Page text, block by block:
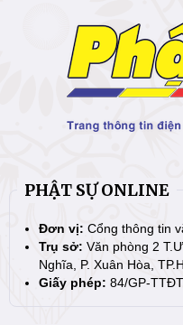
PHẬT SỰ ONLINE
Đơn vị: Cổng thông tin
Trụ sở: Văn phòng 2
Nghĩa, P. Xuân Hòa,
Giấy phép: 84/GP-